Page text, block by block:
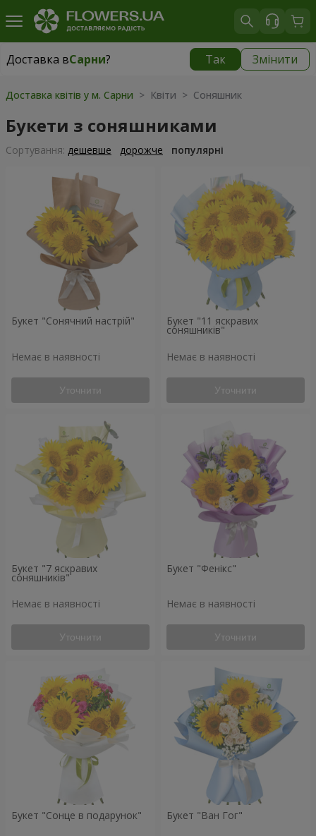
Доставка вСарни? Так Змінити
Доставка вСарни|
Доставка квітів у м. Сарни > Квіти > Соняшник
Букети з соняшниками
Сортування: дешевше дорожче популярні
Букет "Сонячний настрій"
Немає в наявності
Уточнити
Букет "11 яскравих
соняшників"
Немає в наявності
Уточнити
Букет "7 яскравих
соняшників"
Немає в наявності
Уточнити
Букет "Фенікс"
Немає в наявності
Уточнити
Букет "Сонце в подарунок" Букет "Ван Гог"